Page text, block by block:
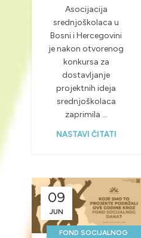
Asocijacija
srednjoškolaca u
Bosni i Hercegovini
je nakon otvorenog
konkursa za
dostavljanje
projektnih ideja
srednjoškolaca
zaprimila ...
NASTAVI ČITATI
09
JUN
FOND SOCIJALNOG